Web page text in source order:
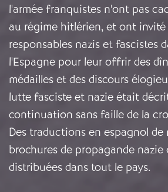
l'armée franquistes n'ont pas
au régime hitlérien, et ont
responsables nazis et fascistes
l'Espagne pour leur offrir des
médailles et des discours
lutte fasciste et nazie était
continuation sans faille de la
Des traductions en espagnol de
brochures de propagande
distribuées dans tout le pays.